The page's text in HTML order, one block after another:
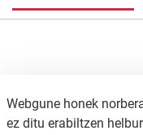
Webgune honek
ez ditu erabiltzen